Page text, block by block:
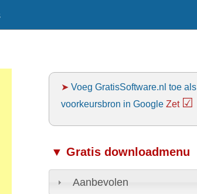
➤Voeg GratisSoftware.nl toe als
voorkeursbron in Google Zet ☑
▼ Gratis downloadmenu
Aanbevolen